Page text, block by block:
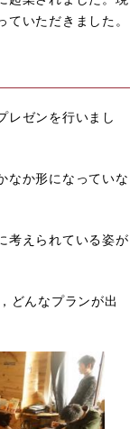
いただきました。
レゼンを行いまし
なか形になっていな
考えられている姿が
どんなプランが出